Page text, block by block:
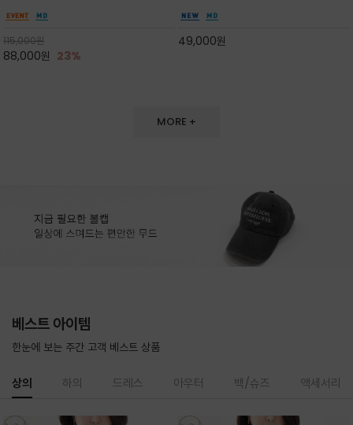
도 손색이 없고,리조트룩까지 만능/답답하지 않
버하면서도 여리여리한 무
115,000원
88,000원 23%
한 터치감~★여름에 오히려 이런티을 입으셔야
을 즐기실수 있습니다^^
49,000원
MORE +
베스트 아이템
한눈에 보는 주간 고객 베스트 상품
상의 하의 드레스 아우터 백/슈즈 액세서리